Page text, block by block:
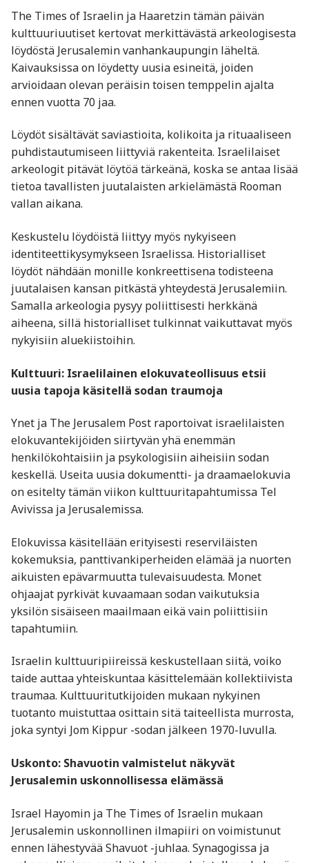
The Times of Israelin ja Haaretzin tämän päivän
kulttuuriuutiset kertovat merkittävästä arkeologisesta
löydöstä Jerusalemin vanhankaupungin läheltä.
Kaivauksissa on löydetty uusia esineitä, joiden
arvioidaan olevan peräisin toisen temppelin ajalta
ennen vuotta 70 jaa.
Löydöt sisältävät saviastioita, kolikoita ja rituaaliseen
puhdistautumiseen liittyviä rakenteita. Israelilaiset
arkeologit pitävät löytöä tärkeänä, koska se antaa lisää
tietoa tavallisten juutalaisten arkielämästä Rooman
vallan aikana.
Keskustelu löydöistä liittyy myös nykyiseen
identiteettikysymykseen Israelissa. Historialliset
löydöt nähdään monille konkreettisena todisteena
juutalaisen kansan pitkästä yhteydestä Jerusalemiin.
Samalla arkeologia pysyy poliittisesti herkkänä
aiheena, sillä historialliset tulkinnat vaikuttavat myös
nykyisiin aluekiistoihin.
Kulttuuri: Israelilainen elokuvateollisuus etsii
uusia tapoja käsitellä sodan traumoja
Ynet ja The Jerusalem Post raportoivat israelilaisten
elokuvantekijöiden siirtyvän yhä enemmän
henkilökohtaisiin ja psykologisiin aiheisiin sodan
keskellä. Useita uusia dokumentti- ja draamaelokuvia
on esitelty tämän viikon kulttuuritapahtumissa Tel
Avivissa ja Jerusalemissa.
Elokuvissa käsitellään erityisesti reserviläisten
kokemuksia, panttivankiperheiden elämää ja nuorten
aikuisten epävarmuutta tulevaisuudesta. Monet
ohjaajat pyrkivät kuvaamaan sodan vaikutuksia
yksilön sisäiseen maailmaan eikä vain poliittisiin
tapahtumiin.
Israelin kulttuuripiireissä keskustellaan siitä, voiko
taide auttaa yhteiskuntaa käsittelemään kollektiivista
traumaa. Kulttuuritutkijoiden mukaan nykyinen
tuotanto muistuttaa osittain sitä taiteellista murrosta,
joka syntyi Jom Kippur -sodan jälkeen 1970-luvulla.
Uskonto: Shavuotin valmistelut näkyvät
Jerusalemin uskonnollisessa elämässä
Israel Hayomin ja The Times of Israelin mukaan
Jerusalemin uskonnollinen ilmapiiri on voimistunut
ennen lähestyvää Shavuot -juhlaa. Synagogissa ja